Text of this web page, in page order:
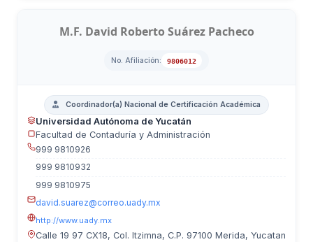
M.F. David Roberto Suárez Pacheco
No. Afiliación: 9806012
Coordinador(a) Nacional de Certificación Académica
Universidad Autónoma de Yucatán
Facultad de Contaduría y Administración
999 9810926
999 9810932
999 9810975
david.suarez@correo.uady.mx
http://www.uady.mx
Calle 19 97 CX18, Col. Itzimna, C.P. 97100 Merida, Yucatan